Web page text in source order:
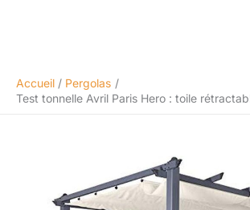
Accueil
Pergolas
Test tonnelle Avril Paris Hero : toile